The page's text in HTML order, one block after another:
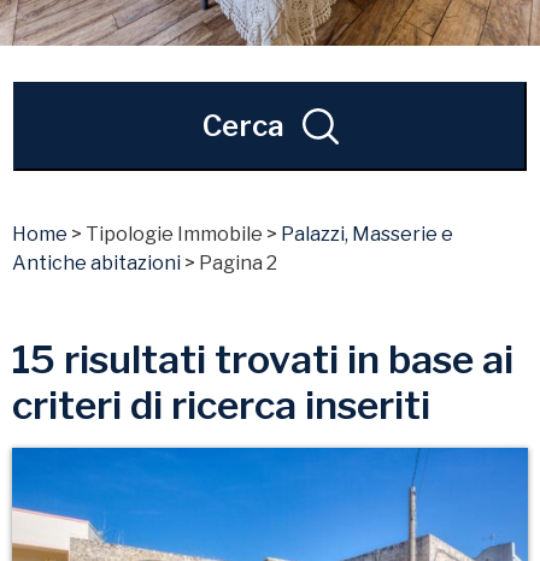
Cerca
Home > Tipologie Immobile > Palazzi, Masserie e
Antiche abitazioni > Pagina 2
15 risultati trovati in base ai
criteri di ricerca inseriti